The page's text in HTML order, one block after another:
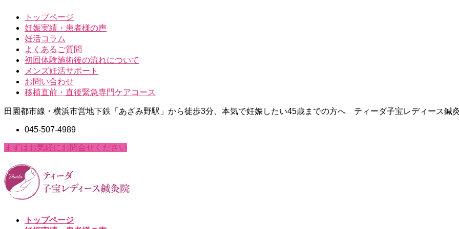
トップページ
妊娠実績・患者様の声
妊活コラム
よくあるご質問
初回体験施術後の流れについて
メンズ妊活サポート
お問い合わせ
移植直前・直後緊急専門ケアコース
田園都市線・横浜市営地下鉄「あざみ野駅」から徒歩3分、本気で妊娠したい45歳までの方へ ティーダ子宝レディース鍼
045-507-4989
まずはお気軽にお問合せください
トップページ